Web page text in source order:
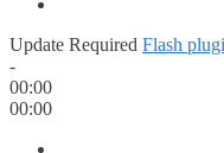
Update Required Flash
-
00:00
00:00